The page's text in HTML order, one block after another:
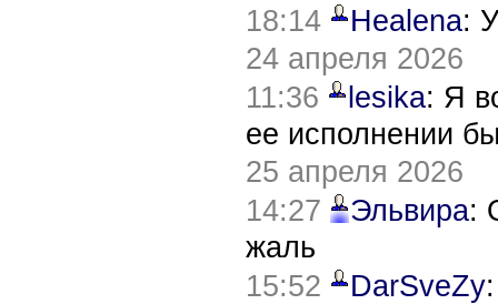
18:14
Healena:
24 апреля 2026
11:36
lesika: Я
ее исполнении
25 апреля 2026
14:27
Эльвира:
жаль
15:52
DarSveZy